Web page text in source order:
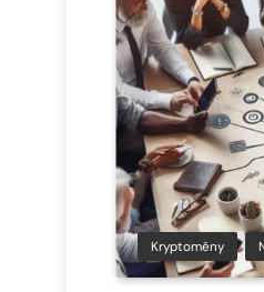
Kryptoměny